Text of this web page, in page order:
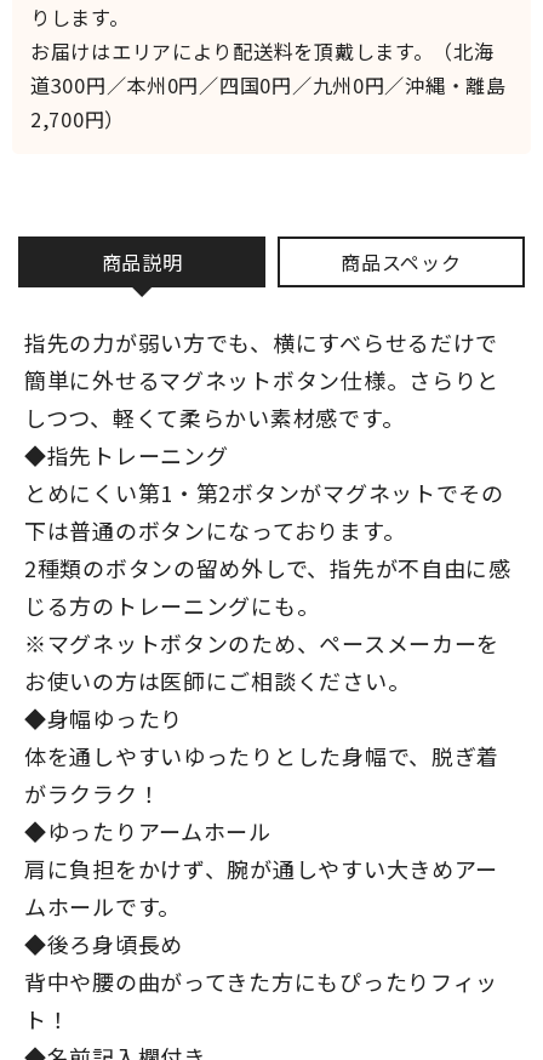
商品説明 商品スペック
指先の力が弱い方でも、横にすべらせるだけで
簡単に外せるマグネットボタン仕様。さらりと
しつつ、軽くて柔らかい素材感です。
◆指先トレーニング
とめにくい第1・第2ボタンがマグネットでその
下は普通のボタンになっております。
2種類のボタンの留め外しで、指先が不自由に感
じる方のトレーニングにも。
※マグネットボタンのため、ペースメーカーを
お使いの方は医師にご相談ください。
◆身幅ゆったり
体を通しやすいゆったりとした身幅で、脱ぎ着
がラクラク！
◆ゆったりアームホール
肩に負担をかけず、腕が通しやすい大きめアー
ムホールです。
◆後ろ身頃長め
背中や腰の曲がってきた方にもぴったりフィッ
ト！
りします。
お届けはエリアにより配送料を頂戴します。（北海
道300円／本州0円／四国0円／九州0円／沖縄・離島
2,700円）